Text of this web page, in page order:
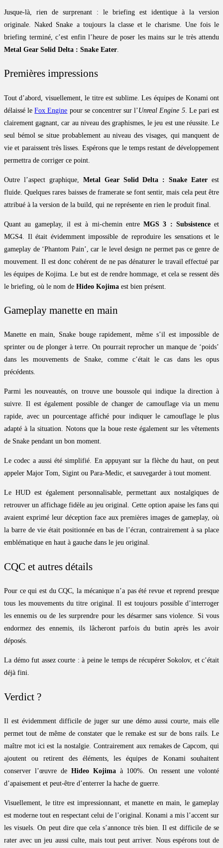
Jusque-là, rien de surprenant : le briefing est identique à la version
originale. Naked Snake a toujours la classe et le charisme. Une fois le
briefing terminé, c’est enfin l’heure de poser les mains sur le très attendu
Metal Gear Solid Delta : Snake Eater
Premières impressions
Tout d’abord, visuellement, le titre est sublime. Les équipes de Konami ont
délaissé leFox Engine pour se concentrer sur l’Unreal Engine 5. Le pari est
clairement gagnant, car au niveau des graphismes, le jeu est une réussite. Le
seul bémol se situe probablement au niveau des visages, qui manquent de
vie et paraissent très lisses. Espérons que le temps restant de développement
permettra de corriger ce point.
Outre l’aspect graphique, Metal Gear Solid Delta : Snake Eater est
fluide. Quelques rares baisses de framerate se font sentir, mais cela peut être
attribué à la version de la build, qui ne représente en rien le produit final.
Quant au gameplay, il est à mi-chemin entre MGS 3 : Subsistenceet
MGS4. Il était évidemment impossible de reproduire les sensations et le
gameplay de ‘Phantom Pain’, car le level design ne permet pas ce genre de
mouvement. Il est donc cohérent de ne pas dénaturer le travail effectué par
les équipes de Kojima. Le but est de rendre hommage, et cela se ressent dès
le briefing, où le nom de Hideo Kojima est bien présent.
Gameplay manette en main
Manette en main, Snake bouge rapidement, même s’il est impossible de
sprinter ou de plonger à terre. On pourrait reprocher un manque de ‘poids’
dans les mouvements de Snake, comme c’était le cas dans les opus
précédents.
Parmi les nouveautés, on trouve une boussole qui indique la direction à
suivre. Il est également possible de changer de camouflage via un menu
rapide, avec un pourcentage affiché pour indiquer le camouflage le plus
adapté à la situation. Notons que la boue reste également sur les vêtements
de Snake pendant un bon moment.
Le codec a aussi été simplifié. En appuyant sur la flèche du haut, on peut
appeler Major Tom, Sigint ou Para-Medic, et sauvegarder à tout moment.
Le HUD est également personnalisable, permettant aux nostalgiques de
retrouver un affichage fidèle au jeu original. Cette option apaise les fans qui
avaient exprimé leur déception face aux premières images de gameplay, où
la barre de vie était positionnée en bas de l’écran, contrairement à sa place
emblématique en haut à gauche dans le jeu original.
CQC et autres détails
Pour ce qui est du CQC, la mécanique n’a pas été revue et reprend presque
tous les mouvements du titre original. Il est toujours possible d’interroger
les ennemis ou de les surprendre pour les désarmer sans violence. Si vous
endormez des ennemis, ils lâcheront parfois du butin après les avoir
déposés.
La démo fut assez courte : à peine le temps de récupérer Sokolov, et c’était
déjà fini.
Verdict ?
Il est évidemment difficile de juger sur une démo aussi courte, mais elle
permet tout de même de constater que le remake est sur de bons rails. Le
maître mot ici est la nostalgie. Contrairement aux remakes de Capcom, qui
ajoutent ou retirent des éléments, les équipes de Konami souhaitent
conserver l’œuvre de Hideo Kojimaà 100%. On ressent une volonté
d’apaisement et peut-être d’enterrer la hache de guerre.
Visuellement, le titre est impressionnant, et manette en main, le gameplay
est moderne tout en respectant celui de l’original. Konami a mis l’accent sur
les visuels. On peut dire que cela s’annonce très bien. Il est difficile de se
rater avec un jeu aussi culte, mais tout peut arriver. Nous espérons tout de